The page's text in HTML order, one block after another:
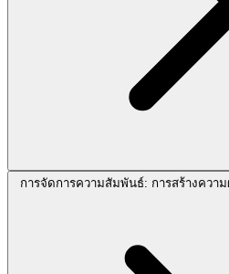
การจัดการความสัมพันธ์: การสร้างคว